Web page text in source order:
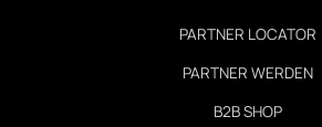
PARTNER LOCATOR
PARTNER WERDEN
B2B SHOP